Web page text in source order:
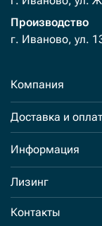
Производство
г. Иваново, ул.
Компания
Доставка и
Информация
Лизинг
Контакты